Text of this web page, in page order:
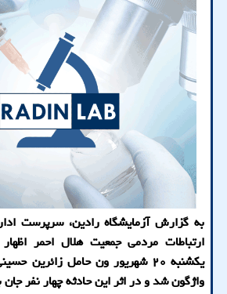
به گزارش آزمایشگاه رادین، سرپرست
ارتباطات مردمی جمعیت هلال احمر
یکشنبه ۲۰ شهریور ون حامل
واژگون شد و در اثر این حادثه چهار نفر جان